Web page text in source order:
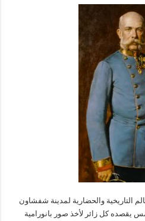
التاريخية والحضارية لمدينة شفشاون
يقصده كل زائر لأخذ صور بانورامية